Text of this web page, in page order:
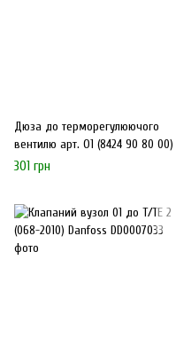
Дюза до терморегулюючого
вентилю арт. О1 (8424 90 80 00)
301 грн